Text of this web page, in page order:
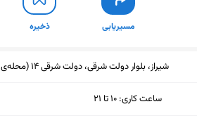
مسیریابی ذخیره
شیراز، بلوار دولت شرقی، دولت شرقی 14 (محله‌ی سجاد)
ساعت کاری: ۱۰ تا ۲۱